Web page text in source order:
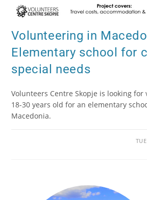
Volunteering in
Elementary school for
special needs
Volunteers Centre Skopje is looking
18-30 years old for an elementary
Macedonia.